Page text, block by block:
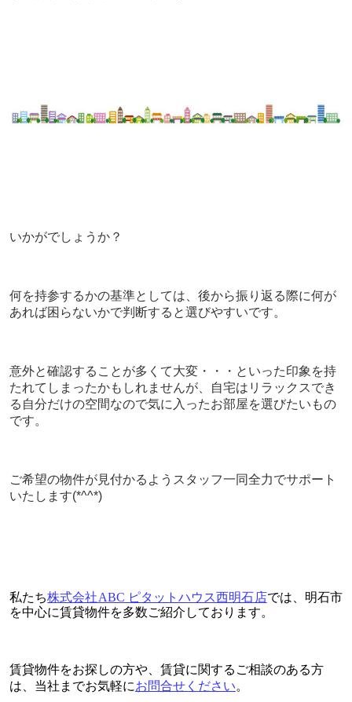
いかがでしょうか？
何を持参するかの基準としては、後から振り返る際に何が
あれば困らないかで判断すると選びやすいです。
意外と確認することが多くて大変・・・といった印象を持
たれてしまったかもしれませんが、自宅はリラックスでき
る自分だけの空間なので気に入ったお部屋を選びたいもの
です。
ご希望の物件が見付かるようスタッフ一同全力でサポート
いたします(*^^*)
私たち株式会社ABC ピタットハウス西明石店では、明石市
を中心に賃貸物件を多数ご紹介しております。
賃貸物件をお探しの方や、賃貸に関するご相談のある方
は、当社までお気軽にお問合せください。